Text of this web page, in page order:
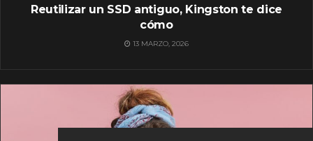
Reutilizar un SSD antiguo, Kingston te dice
cómo
13 MARZO, 2026